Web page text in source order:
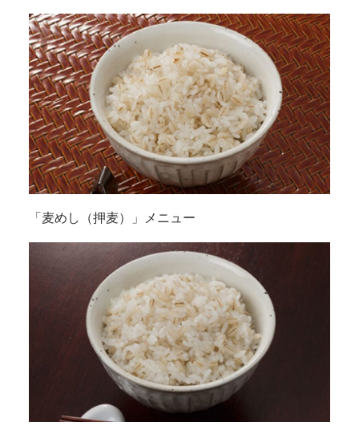
「麦めし（押麦）」メニュー